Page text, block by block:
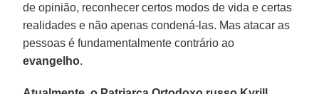
de opinião, reconhecer certos modos de vida e certas
realidades e não apenas condená-las. Mas atacar as
pessoas é fundamentalmente contrário ao
evangelho.